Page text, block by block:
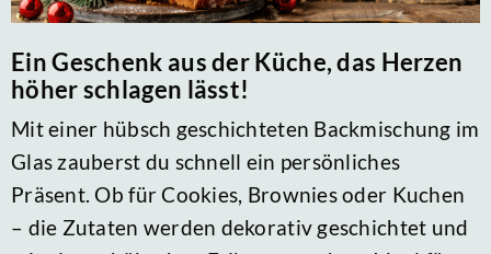
Ein Geschenk aus der Küche, das Herzen
höher schlagen lässt!
Mit einer hübsch geschichteten Backmischung im
Glas zauberst du schnell ein persönliches
Präsent. Ob für Cookies, Brownies oder Kuchen
– die Zutaten werden dekorativ geschichtet und